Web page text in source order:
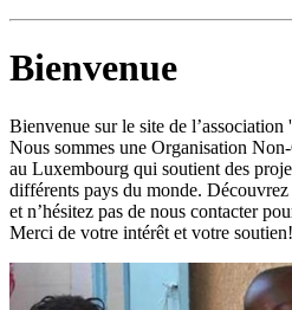
Bienvenue
Bienvenue sur le site de
Nous sommes une Organisation
au Luxembourg qui soutient des
différents pays du monde.
et n’hésitez pas de nous contacter
Merci de votre intérêt et votre soutien!